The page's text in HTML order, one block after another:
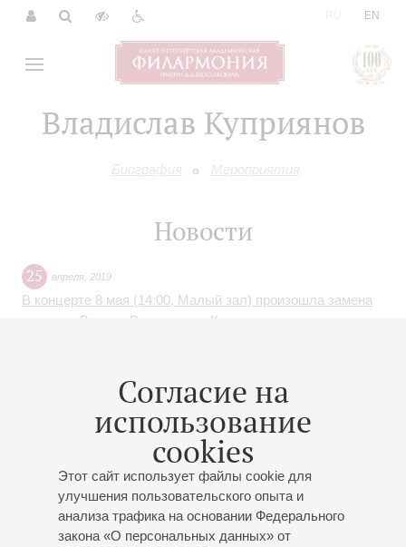
EN
Владислав Куприянов
Биография Мероприятия
Согласие на
использование
cookies
Этот сайт использует файлы cookie для
улучшения пользовательского опыта и
анализа трафика на основании Федерального
закона «О персональных данных» от
Новости
25 апреля 2019
В концерте 8 мая (14:00, Малый зал) произошла замена
солиста. Вместо Владислава Куприянова в концерте